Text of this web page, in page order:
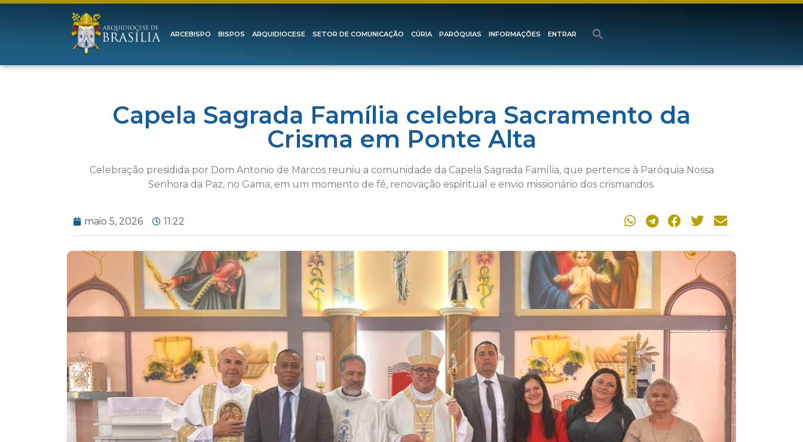
ARCEBISPO BISPOS ARQUIDIOCESE SETOR DE COMUNICAÇÃO CÚRIA PARÓQUIAS INFORMAÇÕES ENTRAR
Capela Sagrada Família celebra Sacramento da
Crisma em Ponte Alta
Celebração presidida por Dom Antonio de Marcos reuniu a comunidade da Capela Sagrada Família, que pertence à Paróquia Nossa
Senhora da Paz, no Gama, em um momento de fé, renovação espiritual e envio missionário dos crismandos.
maio 5, 2026 11:22